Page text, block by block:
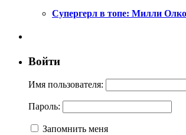
Супергерл в топе: Милли
Войти
Имя пользователя:
Пароль:
Запомнить меня